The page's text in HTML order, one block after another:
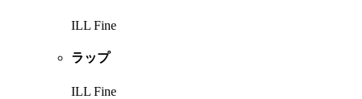
ILL Fine
ラップ
ILL Fine